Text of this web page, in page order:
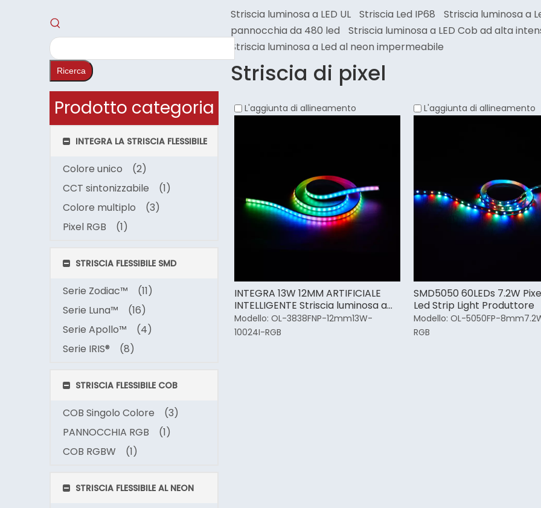
Ricerca
Prodotto categoria
INTEGRA LA STRISCIA FLESSIBILE
Colore unico
(2)
CCT sintonizzabile
(1)
Colore multiplo
(3)
Pixel RGB
(1)
STRISCIA FLESSIBILE SMD
Serie Zodiac™
(11)
Serie Luna™
(16)
Serie Apollo™
(4)
Serie IRIS®
(8)
STRISCIA FLESSIBILE COB
COB Singolo Colore
(3)
PANNOCCHIA RGB
(1)
COB RGBW
(1)
STRISCIA FLESSIBILE AL NEON
Striscia luminosa a LED UL Striscia Led IP68 Striscia luminosa a
pannocchia da 480 led
Striscia luminosa a LED Cob ad alta
Striscia luminosa a Led al neon impermeabile
Striscia di pixel
L'aggiunta di allineamento
INTEGRA 13W 12MM ARTIFICIALE
INTELLIGENTE Striscia luminosa a
LED con decorazione
impermeabile
Modello: OL-3838FNP-12mm13W-
10024I-RGB
L'aggiunta di allineamento
SMD5050 60LEDs 7.2W
Led Strip Light Produttore
Modello: OL-5050FP-
RGB